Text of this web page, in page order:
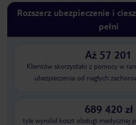
Rozszerz ubezpieczenie i
pełni
Aż 57 201
Klientów skorzystało z pomocy w
ubezpieczenia od nagłych
689 420 zł
tyle wyniósł koszt obsługi medycznej